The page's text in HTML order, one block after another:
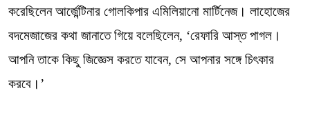
করেছিলেন আর্জেন্টিনার গোলকিপার এমিলিয়ানো মার্টিনেজ। লাহোজের
বদমেজাজের কথা জানাতে গিয়ে বলেছিলেন, ‘রেফারি আস্ত পাগল।
আপনি তাকে কিছু জিজ্ঞেস করতে যাবেন, সে আপনার সঙ্গে চিৎকার
করবে।’